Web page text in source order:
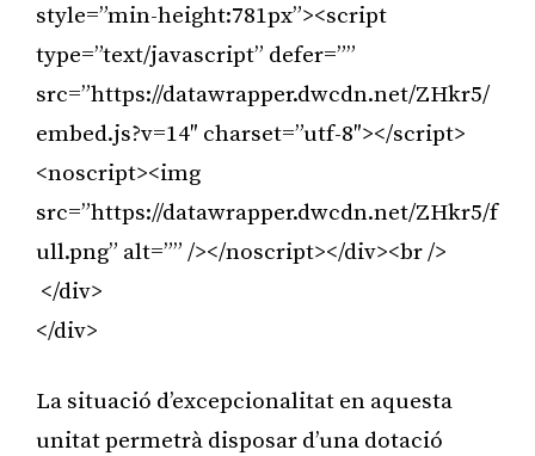
style=”min-height:781px”><script
type=”text/javascript” defer=””
src=”https://datawrapper.dwcdn.net/ZHkr5/
embed.js?v=14″ charset=”utf-8″></script>
<noscript><img
src=”https://datawrapper.dwcdn.net/ZHkr5/f
ull.png” alt=”” /></noscript></div><br />
</div>
</div>
La situació d’excepcionalitat en aquesta
unitat permetrà disposar d’una dotació